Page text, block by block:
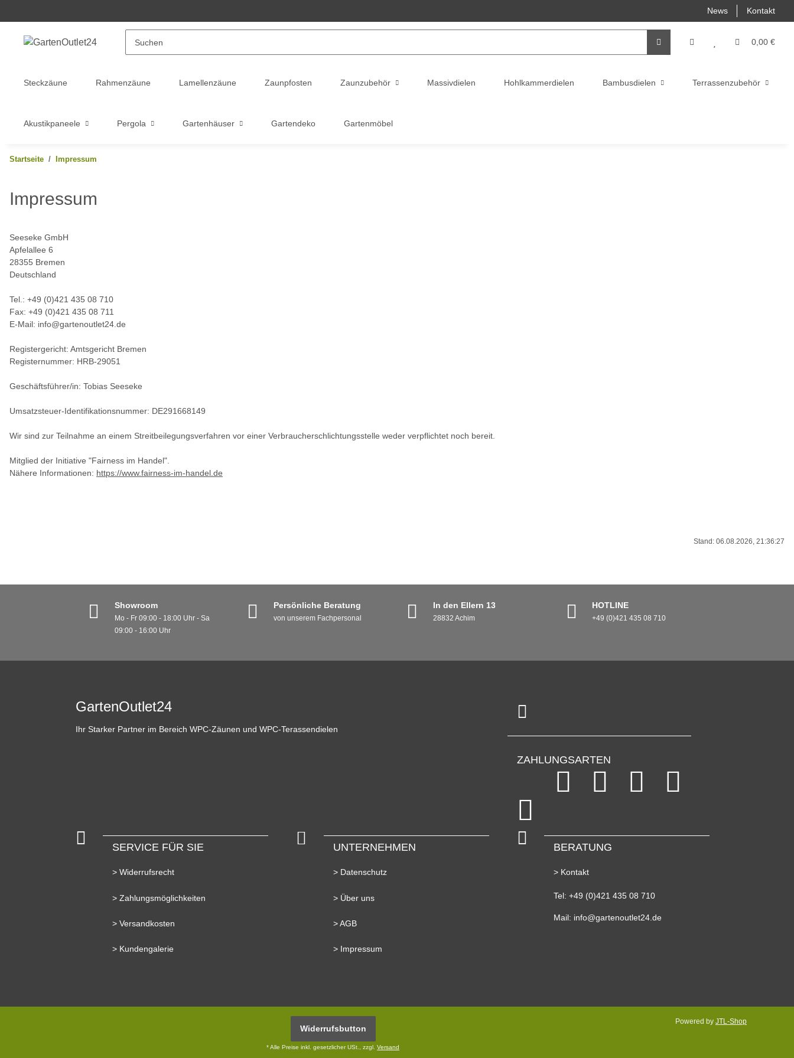
News Kontakt
0,00 €
Steckzäune Rahmenzäune Lamellenzäune Zaunpfosten Zaunzubehör Massivdielen Hohlkammerdielen Bambusdielen Terrassenzubehör
Akustikpaneele Pergola Gartenhäuser Gartendeko Gartenmöbel
Startseite Impressum
Impressum
Seeseke GmbH
Apfelallee 6
28355 Bremen
Deutschland
Tel.: +49 (0)421 435 08 710
Fax: +49 (0)421 435 08 711
E-Mail: info@gartenoutlet24.de
Registergericht: Amtsgericht Bremen
Registernummer: HRB-29051
Geschäftsführer/in: Tobias Seeseke
Umsatzsteuer-Identifikationsnummer: DE291668149
Wir sind zur Teilnahme an einem Streitbeilegungsverfahren vor einer Verbraucherschlichtungsstelle weder verpflichtet noch bereit.
Mitglied der Initiative "Fairness im Handel".
Nähere Informationen: https://www.fairness-im-handel.de
Stand: 06.08.2026, 21:36:27
Showroom
Mo - Fr 09:00 - 18:00 Uhr - Sa
09:00 - 16:00 Uhr
Persönliche Beratung
von unserem Fachpersonal
In den Ellern 13
28832 Achim
HOTLINE
+49 (0)421 435 08 710
GartenOutlet24
Ihr Starker Partner im Bereich WPC-Zäunen und WPC-Terassendielen
ZAHLUNGSARTEN
SERVICE FÜR SIE
> Widerrufsrecht
> Zahlungsmöglichkeiten
> Versandkosten
> Kundengalerie
UNTERNEHMEN
> Datenschutz
> Über uns
> AGB
> Impressum
BERATUNG
> Kontakt
Tel: +49 (0)421 435 08 710
Mail: info@gartenoutlet24.de
Widerrufsbutton
* Alle Preise inkl. gesetzlicher USt., zzgl. Versand
Powered by JTL-Shop